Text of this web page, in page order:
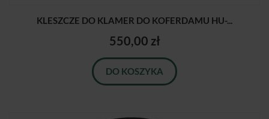
KLESZCZE DO KLAMER DO KOFERDAMU HU-...
550,00 zł
DO KOSZYKA